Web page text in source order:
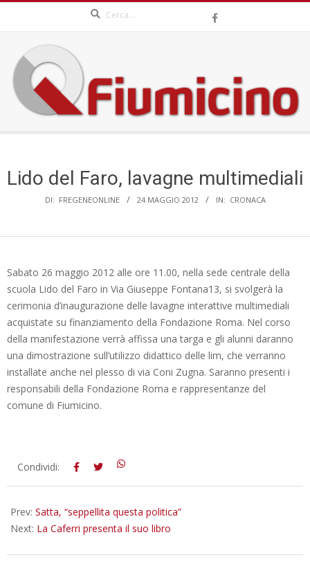
content
QFIUMICINO.COM
Menu
Lido del Faro, lavagne multimediali
DI: FREGENEONLINE 24 MAGGIO 2012 IN: CRONACA
Sabato 26 maggio 2012 alle ore 11.00, nella sede centrale della
scuola Lido del Faro in Via Giuseppe Fontana13, si svolgerà la
cerimonia d’inaugurazione delle lavagne interattive multimediali
acquistate su finanziamento della Fondazione Roma. Nel corso
della manifestazione verrà affissa una targa e gli alunni daranno
una dimostrazione sull’utilizzo didattico delle lim, che verranno
installate anche nel plesso di via Coni Zugna. Saranno presenti i
responsabili della Fondazione Roma e rappresentanze del
comune di Fiumicino.
2012-
Condividi:
Prev: Satta, “seppellita questa politica”
Next: La Caferri presenta il suo libro